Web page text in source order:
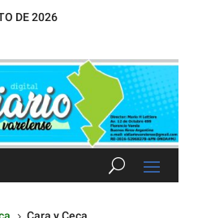
DE 2026
Cara y Ceca